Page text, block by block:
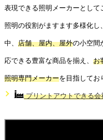
表現できる照明メーカーとして
照明の役割がますます多様化
中、 店舗、屋内、屋外の小空間
応できる豊富な商品を揃え、 お
照明専門メーカーを目指してお
プリントアウトできる会